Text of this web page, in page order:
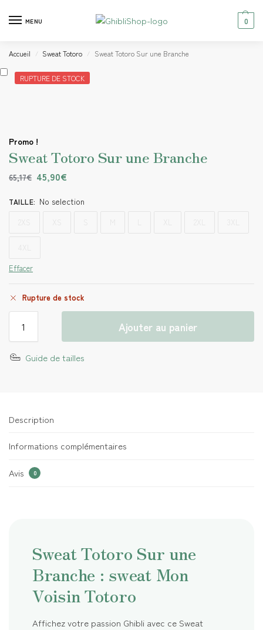
MENU 0
Accueil / Sweat Totoro / Sweat Totoro Sur une Branche
RUPTURE DE STOCK
Promo !
Sweat Totoro Sur une Branche
65,17€ 45,90€
TAILLE: No selection
Effacer
Rupture de stock
Ajouter au panier
Guide de tailles
Description
Informations complémentaires
Avis 0
Sweat Totoro Sur une
Branche : sweat Mon
Voisin Totoro
Affichez votre passion Ghibli avec ce Sweat